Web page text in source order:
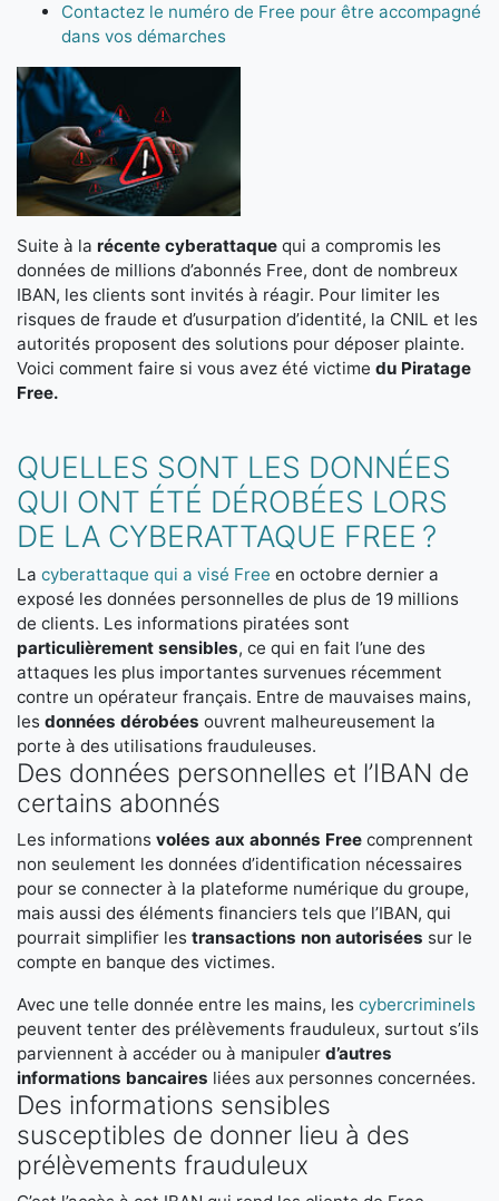
Contactez le numéro de Free pour être accompagné
dans vos démarches
Suite à la récente cyberattaque qui a compromis les
données de millions d’abonnés Free, dont de nombreux
IBAN, les clients sont invités à réagir. Pour limiter les
risques de fraude et d’usurpation d’identité, la CNIL et les
autorités proposent des solutions pour déposer plainte.
Voici comment faire si vous avez été victime du Piratage
Free.
QUELLES SONT LES DONNÉES
QUI ONT ÉTÉ DÉROBÉES LORS
DE LA CYBERATTAQUE FREE ?
La cyberattaque qui a visé Free en octobre dernier a
exposé les données personnelles de plus de 19 millions
de clients. Les informations piratées sont
particulièrement sensibles, ce qui en fait l’une des
attaques les plus importantes survenues récemment
contre un opérateur français. Entre de mauvaises mains,
les données dérobées ouvrent malheureusement la
porte à des utilisations frauduleuses.
Des données personnelles et l’IBAN de
certains abonnés
Les informations volées aux abonnés Free comprennent
non seulement les données d’identification nécessaires
pour se connecter à la plateforme numérique du groupe,
mais aussi des éléments financiers tels que l’IBAN, qui
pourrait simplifier les transactions non autorisées sur le
compte en banque des victimes.
Avec une telle donnée entre les mains, les cybercriminels
peuvent tenter des prélèvements frauduleux, surtout s’ils
parviennent à accéder ou à manipuler d’autres
informations bancaires liées aux personnes concernées.
Des informations sensibles
susceptibles de donner lieu à des
prélèvements frauduleux